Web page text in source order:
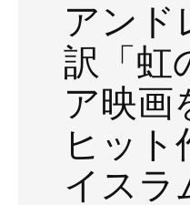
アンド
訳「虹
ア映画
ヒッ
イスラ